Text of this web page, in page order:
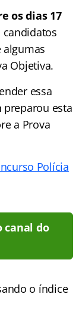
os dias 17
candidatos
Objetiva.
essa
esta
a Prova
Polícia
canal do
o índice